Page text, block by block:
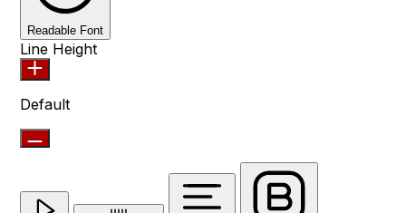
Readable Font
Line Height
Default